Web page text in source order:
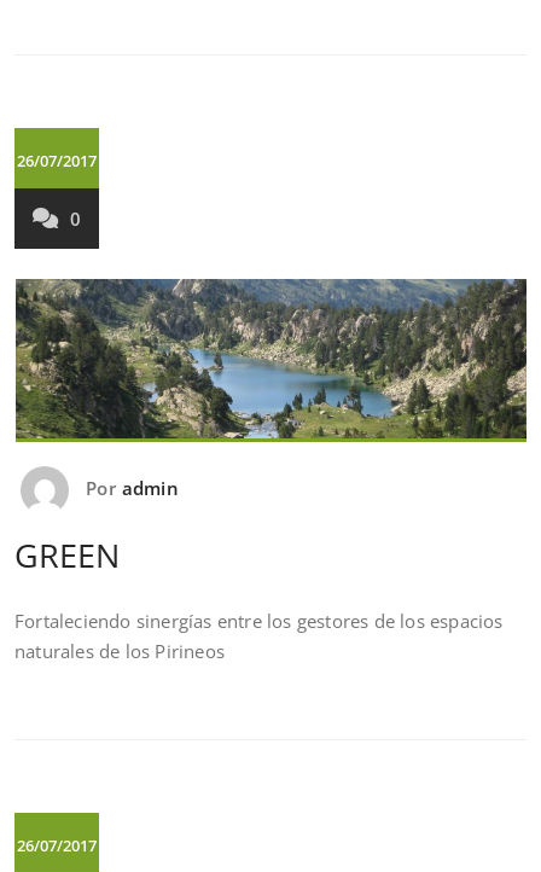
26/07/2017
0
Por admin
GREEN
Fortaleciendo sinergías entre los gestores de los espacios
naturales de los Pirineos
26/07/2017